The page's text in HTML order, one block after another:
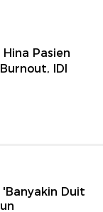
Pasien
IDI
'Banyakin Duit